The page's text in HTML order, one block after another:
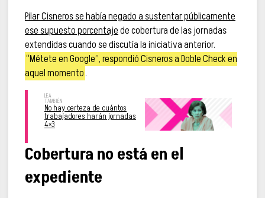
Pilar Cisneros se había negado a sustentar públicamente
ese supuesto porcentajede cobertura de las jornadas
extendidas cuando se discutía la iniciativa anterior.
“Métete en Google”, respondió Cisneros a Doble Check en
aquel momento.
No hay certeza de cuántos
trabajadores harán jornadas
4×3
Cobertura no está en el
expediente